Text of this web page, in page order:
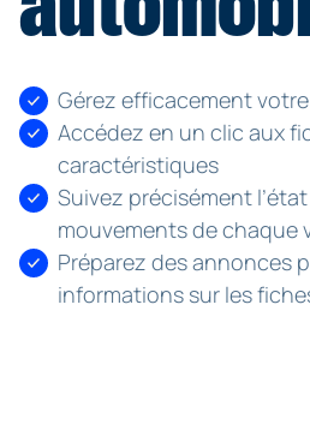
Gérez efficacement
Accédez en un clic aux
caractéristiques
Suivez précisément
mouvements de chaque
Préparez des annonces
informations sur les